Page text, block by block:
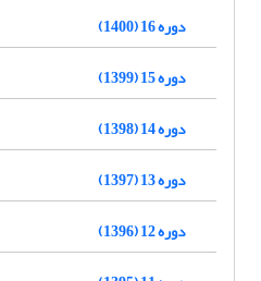
دوره 16 (1400)
دوره 15 (1399)
دوره 14 (1398)
دوره 13 (1397)
دوره 12 (1396)